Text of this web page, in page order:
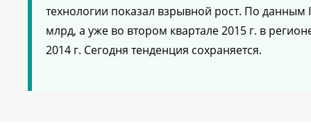
технологии показал взрывной рост. По
млрд, а уже во втором квартале 2015 г. в
2014 г. Сегодня тенденция сохраняется.